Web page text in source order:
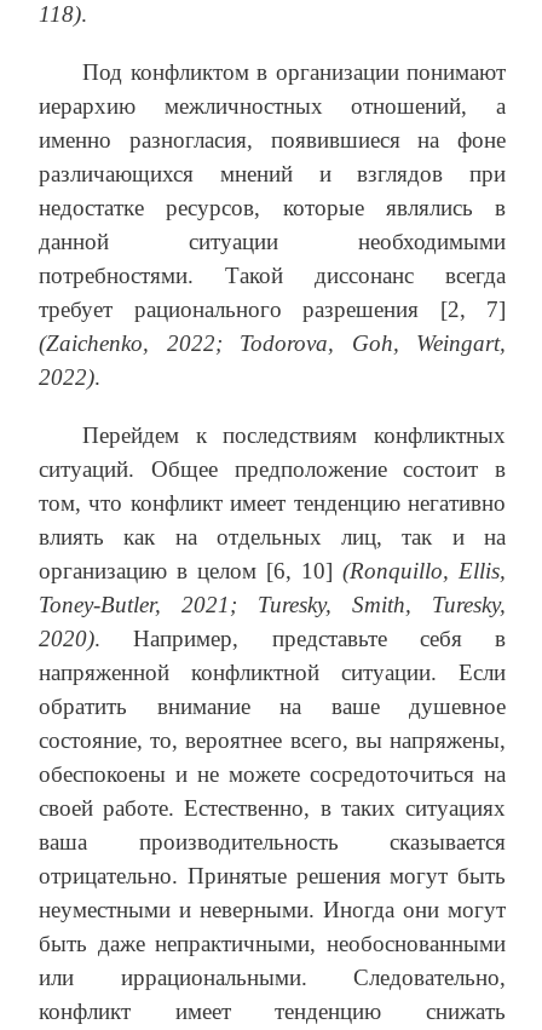
118).
Под конфликтом в организации понимают
иерархию межличностных отношений, а
именно разногласия, появившиеся на фоне
различающихся мнений и взглядов при
недостатке ресурсов, которые являлись в
данной ситуации необходимыми
потребностями. Такой диссонанс всегда
требует рационального разрешения [2, 7]
(Zaichenko, 2022; Todorova, Goh, Weingart,
2022).
Перейдем к последствиям конфликтных
ситуаций. Общее предположение состоит в
том, что конфликт имеет тенденцию негативно
влиять как на отдельных лиц, так и на
организацию в целом [6, 10] (Ronquillo, Ellis,
Toney-Butler, 2021; Turesky, Smith, Turesky,
2020). Например, представьте себя в
напряженной конфликтной ситуации. Если
обратить внимание на ваше душевное
состояние, то, вероятнее всего, вы напряжены,
обеспокоены и не можете сосредоточиться на
своей работе. Естественно, в таких ситуациях
ваша производительность сказывается
отрицательно. Принятые решения могут быть
неуместными и неверными. Иногда они могут
быть даже непрактичными, необоснованными
или иррациональными. Следовательно,
конфликт имеет тенденцию снижать